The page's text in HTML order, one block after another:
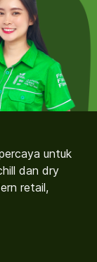
untuk
dan dry
retail,